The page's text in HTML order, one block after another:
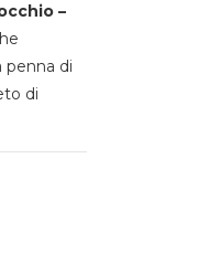
–
penna di
di